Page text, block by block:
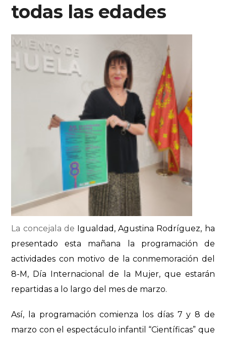
todas las edades
La concejala de Igualdad, Agustina Rodríguez, ha
presentado esta mañana la programación de
actividades con motivo de la conmemoración del
8-M, Día Internacional de la Mujer, que estarán
repartidas a lo largo del mes de marzo.
Así, la programación comienza los días 7 y 8 de
marzo con el espectáculo infantil “Científicas” que